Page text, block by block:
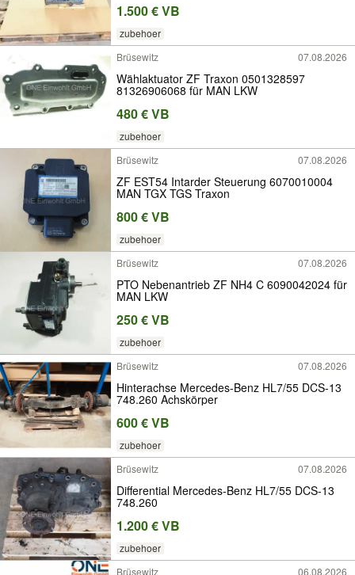
1.500 € VB
zubehoer
Brüsewitz
07.08.2026
Wählaktuator ZF Traxon 0501328597
81326906068 für MAN LKW
480 € VB
zubehoer
Brüsewitz
07.08.2026
ZF EST54 Intarder Steuerung 6070010004
MAN TGX TGS Traxon
800 € VB
zubehoer
Brüsewitz
07.08.2026
PTO Nebenantrieb ZF NH4 C 6090042024 für
MAN LKW
250 € VB
zubehoer
Brüsewitz
07.08.2026
Hinterachse Mercedes-Benz HL7/55 DCS-13
748.260 Achskörper
600 € VB
zubehoer
Brüsewitz
07.08.2026
Differential Mercedes-Benz HL7/55 DCS-13
748.260
1.200 € VB
zubehoer
Brüsewitz
06.08.2026